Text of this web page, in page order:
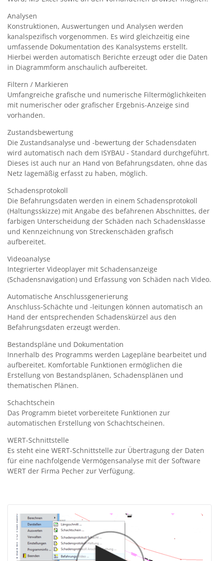
Analysen
Konstruktionen, Auswertungen und Analysen werden
kanalspezifisch vorgenommen. Es wird gleichzeitig eine
umfassende Dokumentation des Kanalsystems erstellt.
Hierbei werden automatisch Berichte erzeugt oder die Daten
in Diagrammform anschaulich aufbereitet.
Filtern / Markieren
Umfangreiche grafische und numerische Filtermöglichkeiten
mit numerischer oder grafischer Ergebnis-Anzeige sind
vorhanden.
Zustandsbewertung
Die Zustandsanalyse und -bewertung der Schadensdaten
wird automatisch nach dem ISYBAU - Standard durchgeführt.
Dieses ist auch nur an Hand von Befahrungsdaten, ohne das
Netz lagemäßig erfasst zu haben, möglich.
Schadensprotokoll
Die Befahrungsdaten werden in einem Schadensprotokoll
(Haltungsskizze) mit Angabe des befahrenen Abschnittes, der
farbigen Unterscheidung der Schäden nach Schadensklasse
und Kennzeichnung von Streckenschäden grafisch
aufbereitet.
Videoanalyse
Integrierter Videoplayer mit Schadensanzeige
(Schadensnavigation) und Erfassung von Schäden nach Video.
Automatische Anschlussgenerierung
Anschluss-Schächte und -leitungen können automatisch an
Hand der entsprechenden Schadenskürzel aus den
Befahrungsdaten erzeugt werden.
Bestandspläne und Dokumentation
Innerhalb des Programms werden Lagepläne bearbeitet und
aufbereitet. Komfortable Funktionen ermöglichen die
Erstellung von Bestandsplänen, Schadensplänen und
thematischen Plänen.
Schachtschein
Das Programm bietet vorbereitete Funktionen zur
automatischen Erstellung von Schachtscheinen.
WERT-Schnittstelle
Es steht eine WERT-Schnittstelle zur Übertragung der Daten
für eine nachfolgende Vermögensanalyse mit der Software
WERT der Firma Pecher zur Verfügung.